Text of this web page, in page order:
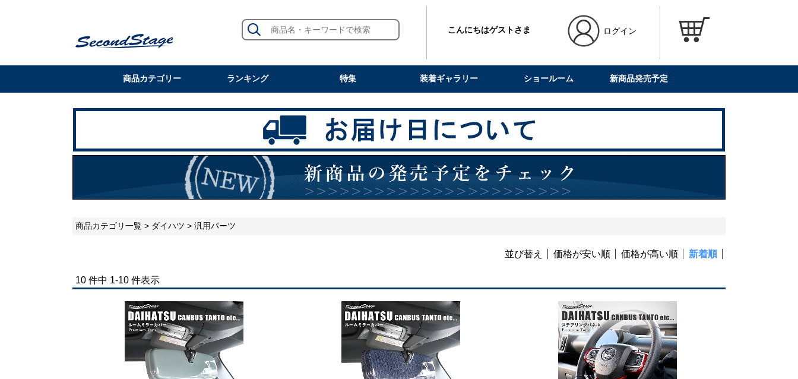
こんにちはゲストさま ログイン
商品カテゴリー ランキング 特集 装着ギャラリー ショールーム 新商品発売予定
商品カテゴリ一覧 > ダイハツ > 汎用パーツ
並び替え 価格が安い順 価格が高い順 新着順
10 件中 1-10 件表示